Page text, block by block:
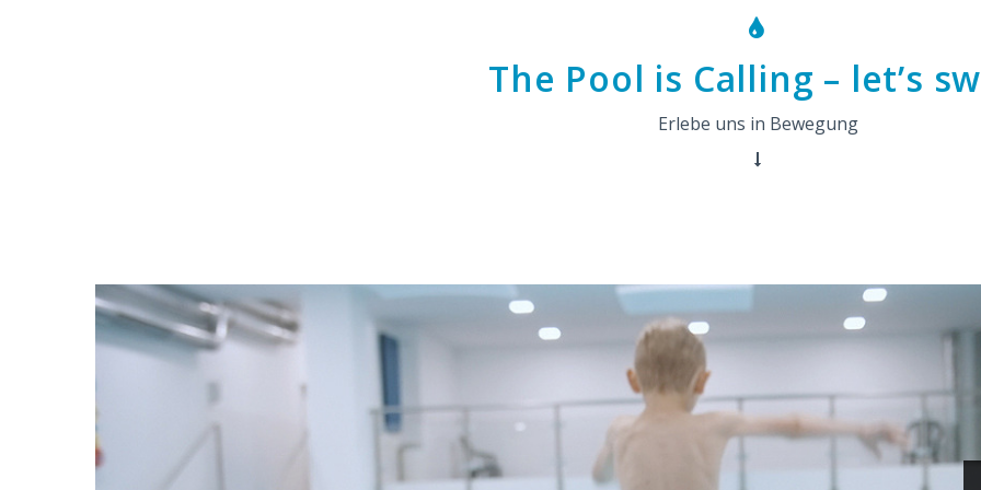
The Pool is Calling – let’s
Erlebe uns in Bewegung